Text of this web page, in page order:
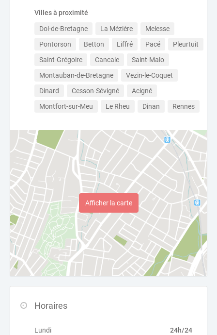
Villes à proximité
Dol-de-Bretagne La Mézière
Melesse
Pontorson
Betton Liffré Pacé
Pleurtuit
Saint-Grégoire
Cancale
Saint-Malo
Montauban-de-Bretagne
Vezin-le-Coquet
Dinard
Cesson-Sévigné
Acigné
Montfort-sur-Meu
Le Rheu Dinan Rennes
Afficher la carte
Horaires
Lundi 24h/24